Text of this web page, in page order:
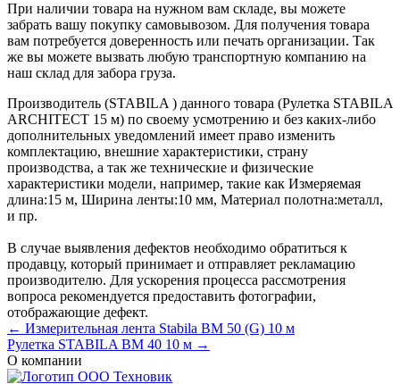
При наличии товара на нужном вам складе, вы можете
забрать вашу покупку самовывозом. Для получения товара
вам потребуется доверенность или печать организации. Так
же вы можете вызвать любую транспортную компанию на
наш склад для забора груза.
Производитель (STABILA ) данного товара (Рулетка STABILA
ARCHITECT 15 м) по своему усмотрению и без каких-либо
дополнительных уведомлений имеет право изменить
комплектацию, внешние характеристики, страну
производства, а так же технические и физические
характеристики модели, например, такие как Измеряемая
длина:15 м, Ширина ленты:10 мм, Материал полотна:металл,
и пр.
В случае выявления дефектов необходимо обратиться к
продавцу, который принимает и отправляет рекламацию
производителю. Для ускорения процесса рассмотрения
вопроса рекомендуется предоставить фотографии,
отображающие дефект.
← Измерительная лента Stabila BM 50 (G) 10 м
Рулетка STABILA BM 40 10 м →
О компании